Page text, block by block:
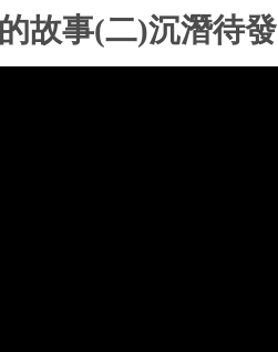
故事(二)沉潛待發